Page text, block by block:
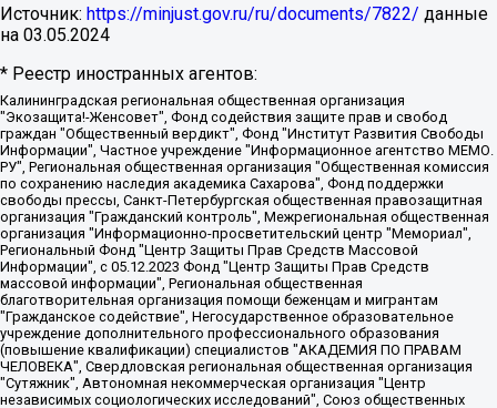
Источник: https://minjust.gov.ru/ru/documents/7822/ данные
на 03.05.2024
* Реестр иностранных агентов:
Калининградская региональная общественная организация "Экозащита!-Женсовет", Фонд содействия защите прав и свобод граждан "Общественный вердикт", Фонд "Институт Развития Свободы Информации", Частное учреждение "Информационное агентство МЕМО. РУ", Региональная общественная организация "Общественная комиссия по сохранению наследия академика Сахарова", Фонд поддержки свободы прессы, Санкт-Петербургская общественная правозащитная организация "Гражданский контроль", Межрегиональная общественная организация "Информационно-просветительский центр "Мемориал", Региональный Фонд "Центр Защиты Прав Средств Массовой Информации", с 05.12.2023 Фонд "Центр Защиты Прав Средств массовой информации", Региональная общественная благотворительная организация помощи беженцам и мигрантам "Гражданское содействие", Негосударственное образовательное учреждение дополнительного профессионального образования (повышение квалификации) специалистов "АКАДЕМИЯ ПО ПРАВАМ ЧЕЛОВЕКА", Свердловская региональная общественная организация "Сутяжник", Автономная некоммерческая организация "Центр независимых социологических исследований", Союз общественных объединений "Российский исследовательский центр по правам человека", Региональное общественное учреждение научно-информационный центр "МЕМОРИАЛ", Некоммерческая организация "Фонд защиты гласности", Автономная некоммерческая организация "Институт прав человека", Городская общественная организация "Екатеринбургское общество "МЕМОРИАЛ", Городская общественная организация "Рязанское историко-просветительское и правозащитное общество "Мемориал" (Рязанский Мемориал), Челябинский региональный орган общественной самодеятельности – женское общественное объединение "Женщины Евразии", Челябинский региональный орган общественной самодеятельности "Уральская правозащитная группа", Фонд содействия защите здоровья и социальной справедливости имени Андрея Рылькова, Автономная Некоммерческая Организация "Аналитический Центр Юрия Левады", Автономная некоммерческая организация социальной поддержки населения "Проект Апрель", Региональная общественная организация помощи женщинам и детям, находящимся в кризисной ситуации "Информационно-методический центр "Анна", Фонд содействия развитию массовых коммуникаций и правовому просвещению "Так-так-Так", Фонд содействия устойчивому развитию "Серебряная тайга", Свердловский региональный общественный фонд социальных проектов "Новое время", "Idel.Реалии", Кавказ.Реалии, Крым.Реалии, Телеканал Настоящее Время, Татаро-башкирская служба Радио Свобода (Azatliq Radiosi), Радио Свободная Европа/Радио Свобода (PCE/PC), "Сибирь.Реалии", "Фактограф", Благотворительный фонд помощи осужденным и их семьям, Автономная некоммерческая организация "Институт глобализации и социальных движений", Фонд "В защиту прав заключенных", Частное учреждение "Центр поддержки и содействия развитию средств массовой информации", Пензенский региональный общественный благотворительный фонд "Гражданский союз", "Север.Реалии", Некоммерческая организация Фонд "Правовая инициатива", Общество с ограниченной ответственностью "Радио Свободная Европа/Радио Свобода", Чешское информационное агентство "MEDIUM-ORIENT", Красноярская региональная общественная организация "Мы против СПИДа", Камалягин Денис Николаевич, Маркелов Сергей Евгеньевич, Пономарев Лев Александрович, Савицкая Людмила Алексеевна, Автономная некоммерческая организация "Центр по работе с проблемой насилия "НАСИЛИЮ.НЕТ", Межрегиональный профессиональный союз работников здравоохранения "Альянс врачей", Юридическое лицо, зарегистрированное в Латвийской Республике, SIA "Medusa Project" (регистрационный номер 40103797863, дата регистрации 10.06.2014), Некоммерческая организация "Фонд по борьбе с коррупцией", Автономная некоммерческая организация "Институт права и публичной политики", Баданин Роман Сергеевич, Гликин Максим Александрович, Железнова Мария Михайловна, Лукьянова Юлия Сергеевна, Маетная Елизавета Витальевна, Маняхин Петр Борисович, Чуракова Ольга Владимировна, Ярош Юлия Петровна, Юридическое лицо "The Insider SIA", зарегистрированное в Риге, Латвийская Республика (дата регистрации 26.06.2015), являющееся администратором доменного имени интернет-издания "The Insider SIA", https://theins.ru, Постернак Алексей Евгеньевич, Рубин Михаил Аркадьевич, Анин Роман Александрович, Юридическое лицо Istories fonds, зарегистрированное в Латвийской Республике (регистрационный номер 50008295751, дата регистрации 24.02.2020), Великовский Дмитрий Александрович, Долинина Ирина Николаевна, Мароховская Алеся Алексеевна, Шлейнов Роман Юрьевич, Шмагун Олеся Валентиновна, Общество с ограниченной ответственностью "Альтаир 2021", Общество с ограниченной ответственностью "Вега 2021", Общество с ограниченной ответственностью "Главный редактор 2021", Общество с ограниченной ответственностью "Ромашки монолит", Важенков Артем Валерьевич, Ивановская областная общественная организация "Центр гендерных исследований", Гурман Юрий Альбертович, Медиапроект "ОВД-Инфо", Егоров Владимир Владимирович, Жилинский Владимир Александрович, Общество с ограниченной ответственностью "ЗП", Иванова София Юрьевна, Карезина Инна Павловна, Кильтау Екатерина Викторовна, Петров Алексей Викторович, Пискунов Сергей Евгеньевич, Смирнов Сергей Сергеевич, Тихонов Михаил Сергеевич, Общество с ограниченной ответственностью "ЖУРНАЛИСТ-ИНОСТРАННЫЙ АГЕНТ", Арапова Галина Юрьевна, Вольтская Татьяна Анатольевна, Американская компания "Mason G.E.S. Anonymous Foundation" (США), являющаяся владельцем интернет-издания https://mnews.world/, Компания "Stichting Bellingcat", зарегистрированная в Нидерландах (дата регистрации 11.07.2018), Захаров Андрей Вячеславович, Клепиковская Екатерина Дмитриевна, Общество с ограниченной ответственностью "МЕМО", Перл Роман Александрович, Симонов Евгений Алексеевич, Соловьева Елена Анатольевна, Сотников Даниил Владимирович, Сурначева Елизавета Дмитриевна, Автономная некоммерческая организация по защите прав человека и информированию населения "Якутия – Наше Мнение", Общество с ограниченной ответственностью "Москоу диджитал медиа", с 26.01.2023 Общество с ограниченной ответственностью "Чайка Белые сады", Ветошкина Валерия Валерьевна, Заговора Максим Александрович, Межрегиональное общественное движение "Российская ЛГБТ - сеть", Оленичев Максим Владимирович, Павлов Иван Юрьевич, Скворцова Елена Сергеевна, Общество с ограниченной ответственностью "Как бы инагент", Кочетков Игорь Викторович, Общество с ограниченной ответственностью "Честные выборы", Еланчик Олег Александрович, Общество с ограниченной ответственностью "Нобелевский призыв", Гималова Регина Эмилевна, Григорьев Андрей Валерьевич, Григорьева Алина Александровна, Ассоциация по содействию защите прав призывников, альтернативнослужащих и военнослужащих "Правозащитная группа "Гражданин.Армия.Право", Хисамова Регина Фаритовна, Автономная некоммерческая организация по реализации социально-правовых программ "Лилит", Дальневосточное общественное движение "Маяк", Санкт-Петербургская ЛГБТ-инициативная группа "Выход", Инициативная группа ЛГБТ+ "Реверс", Алексеев Андрей Викторович, Бекбулатова Таисия Львовна, Беляев Иван Михайлович, Владыкина Елена Сергеевна, Гельман Марат Александрович, Никульшина Вероника Юрьевна, Толоконникова Надежда Андреевна, Шендерович Виктор Анатольевич, Общество с ограниченной ответственностью "Данное сообщение", Общество с ограниченной ответственностью Издательский дом "Новая глава", Айнбиндер Александра Александровна, Московский комьюнити-центр для ЛГБТ+инициатив, Благотворительный фонд развития филантропии, Deutsche Welle (Германия, Kurt-Schumacher-Strasse 3, 53113 Bonn), Борзунова Мария Михайловна, Воробьев Виктор Викторович, Голубева Анна Львовна, Константинова Алла Михайловна, Малкова Ирина Владимировна, Мурадов Мурад Абдулгалимович, Осетинская Елизавета Николаевна, Понасенков Евгений Николаевич, Ганапольский Матвей Юрьевич, Киселев Евгений Алексеевич, Борухович Ирина Григорьевна, Дремин Иван Тимофеевич, Дубровский Дмитрий Викторович, Красноярская региональная общественная организация поддержки и развития альтернативных образовательных технологий и межкультурных коммуникаций "ИНТЕРРА", Маяковская Екатерина Алексеевна, Фейгин Марк Захарович, Филимонов Андрей Викторович, Дзугкоева Регина Николаевна, Доброхотов Роман Александрович, Дудь Юрий Александрович, Елкин Сергей Владимирович, Кругликов Кирилл Игоревич, Сабунаева Мария Леонидовна, Семенов Алексей Владимирович, Шаинян Карен Багратович, Шульман Екатерина Михайловна, Асафьев Артур Валерьевич, Вахштайн Виктор Семенович, Венедиктов Алексей Алексеевич, Лушникова Екатерина Евгеньевна, Волков Леонид Михайлович, Невзоров Александр Глебович, Пархоменко Сергей Борисович, Сироткин Ярослав Николаевич, Кара-Мурза Владимир Владимирович, Баранова Наталья Владимировна, Гозман Леонид Яковлевич, Кагарлицкий Борис Юльевич, Климарев Михаил Валерьевич, Милов Владимир Станиславович, Автономная некоммерческая организация Краснодарский центр современного искусства "Типография", Моргенштерн Алишер Тагирович, Соболь Любовь Эдуардовна, Общество с ограниченной ответственностью "ЛИЗА НОРМ", Каспаров Гарри Кимович, Ходорковский Михаил Борисович, Общество с ограниченной ответственностью "Апрельские тезисы", Данилович Ирина Брониславовна, Кашин Олег Владимирович, Петров Николай Владимирович, Пивоваров Алексей Владимирович, Соколов Михаил Владимирович, Цветкова Юлия Владимировна, Чичваркин Евгений Александрович, Комитет против пыток/Команда против пыток, Общество с ограниченной ответственностью "Первый научный", Общество с ограниченной ответственностью "Вертолет и ко", Белоцерковская Вероника Борисовна, Кац Максим Евгеньевич, Лазарева Татьяна Юрьевна, Шаведдинов Руслан Табризович, Яшин Илья Валерьевич, Общество с ограниченной ответственностью "Иноагент ААВ", Алешковский Дмитрий Петрович, Альбац Евгения Марковна, Быков Дмитрий Львович, Галямина Юлия Евгеньевна, Лойко Сергей Леонидович, Мартынов Кирилл Константинович, Медведев Сергей Александрович, Крашенинников Федор Геннадиевич, Гордеева Катерина Вл